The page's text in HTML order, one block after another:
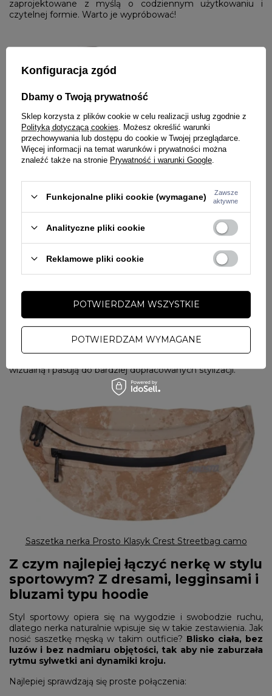
zaprojektowane z myślą o codziennym użytkowaniu i
czytelnej formie. Warto je wypróbować!
Czy nerka pasuje do sukienki?
Wybierz elegancki model i potraktuj
W kobiecych zestawieniach nerka pełni rolę akcentu
porządkującego sylwetkę.Nerka do sukienki sprawdza
wykończenie.Umiejscowienie w talii wyznacza proporcje i
zastępuje klasyczne dodatki.
Przy takim rozwiązaniu liczy się sposób użycia. Jak nosić
torebkę nerkę w tym wydaniu? Jako element podkreślający
środek sylwetki, a nie sportowy dodatek. Właśnie dlatego
wizualną i pasują do bardziej dopracowanych stylizacji.
Saszetka nerka Prosto Klasyk Crest Streetbag camo
Z czym najlepiej łączyć nerkę w stylu
sportowym? Z dresami, legginsami i
bluzami typu hoodie
Styl sportowy opiera się na wygodzie i swobodzie ruchu,
dlatego nerka naturalnie wpisuje się w takie zestawienia. Jak
nosić saszetkę męską w takim outficie? Blisko ciała, bez
luzów i bez nadmiaru objętości, tak aby nie zaburzała
rytmu sylwetki ani dynamiki kroju.
Najlepiej sprawdzają się proste połączenia:
Konfiguracja zgód
Dbamy o Twoją prywatność
Sklep korzysta z plików cookie w celu realizacji usług zgodnie z
Polityką dotyczącą cookies . Możesz określić warunki
przechowywania lub dostępu do cookie w Twojej przeglądarce.
Więcej informacji na temat warunków i prywatności można
znaleźć także na stronie Prywatność i warunki Google
Funkcjonalne pliki cookie (wymagane)
Zawsze
aktywne
Analityczne pliki cookie
Reklamowe pliki cookie
POTWIERDZAM WYMAGANE
POTWIERDZAM WSZYSTKIE